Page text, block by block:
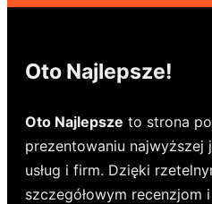
wystarczy trymer?
Oto Najlepsze!
Oto Najlepsze to strona
prezentowaniu najwyższej
usług i firm. Dzięki
szczegółowym recenzjom